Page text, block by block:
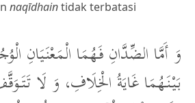
naqīdhaintidak terbatasi
وَ أَمَّا الضِّدَّانِ فَهُمَا الْمَعْنَيَانِ
بَيْنَهُمَا غَايَةُ الْخِلَافِ، وَ لَا